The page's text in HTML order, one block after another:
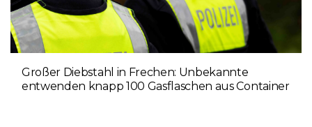
Großer Diebstahl in Frechen: Unbekannte
entwenden knapp 100 Gasflaschen aus Container